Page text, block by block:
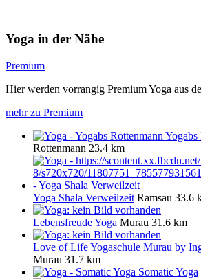
Yoga in der Nähe
Premium
Hier werden vorrangig Premium Yoga aus
mehr zu Premium
Yogabs
Rottenmann 23.4 km
Yoga Shala Verweilzeit Ramsau 33.6
Lebensfreude Yoga Murau 31.6 km
Love of Life Yogaschule Murau by
Murau 31.7 km
Somatic Yoga